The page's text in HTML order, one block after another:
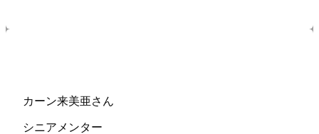
カーン来美亜さん
シニアメンター